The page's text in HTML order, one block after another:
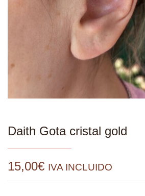
Daith Gota cristal gold
15,00€ IVA INCLUIDO